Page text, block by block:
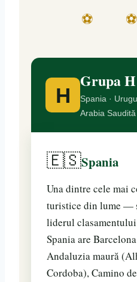
⚽
H
Grupa H
Spania ·
Arabia Saudită
🇪🇸Spania
Una dintre cele mai
turistice din lume —
liderul clasamentului
Spania are
Andaluzia maură
Cordoba), Camino